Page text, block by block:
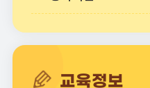
교육정보